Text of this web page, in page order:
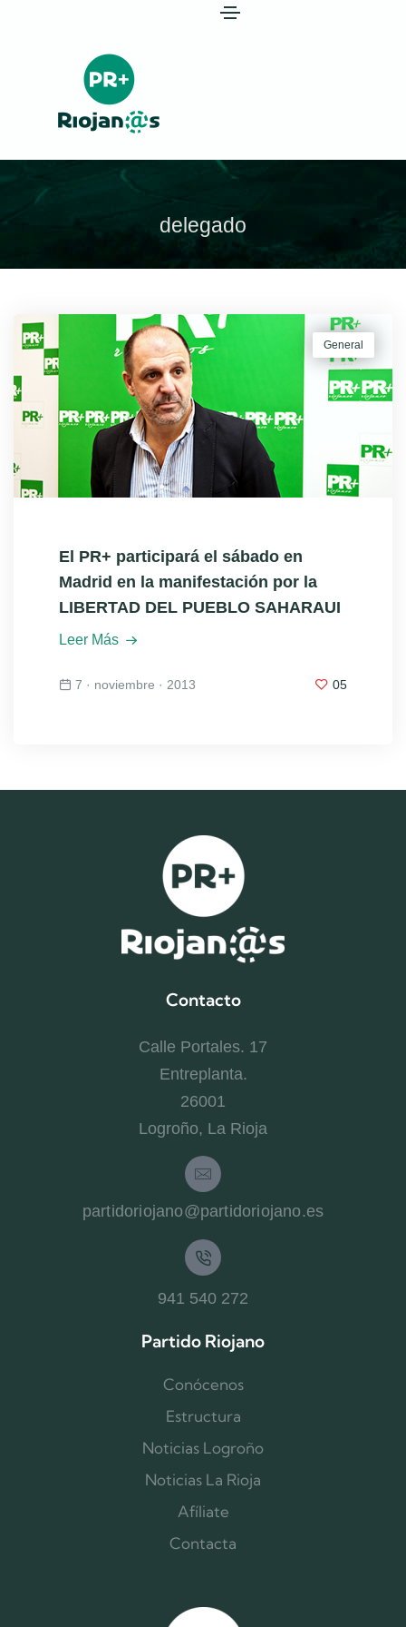
delegado
General
El PR+ participará el sábado en
Madrid en la manifestación por la
LIBERTAD DEL PUEBLO SAHARAUI
Leer Más
7 · noviembre · 2013 05
Contacto
Calle Portales. 17
Entreplanta.
26001
Logroño, La Rioja
partidoriojano@partidoriojano.es
941 540 272
Partido Riojano
Conócenos
Estructura
Noticias Logroño
Noticias La Rioja
Afíliate
Contacta